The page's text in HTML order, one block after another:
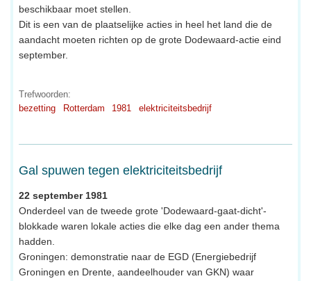
beschikbaar moet stellen.
Dit is een van de plaatselijke acties in heel het land die de
aandacht moeten richten op de grote Dodewaard-actie eind
september.
Trefwoorden:
bezetting
Rotterdam 1981 elektriciteitsbedrijf
Gal spuwen tegen elektriciteitsbedrijf
22 september 1981
Onderdeel van de tweede grote 'Dodewaard-gaat-dicht'-
blokkade waren lokale acties die elke dag een ander thema
hadden.
Groningen: demonstratie naar de EGD (Energiebedrijf
Groningen en Drente, aandeelhouder van GKN) waar